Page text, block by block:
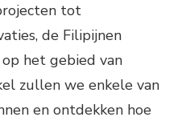
tot
de Filipijnen
het gebied van
zullen we enkele van
en ontdekken hoe